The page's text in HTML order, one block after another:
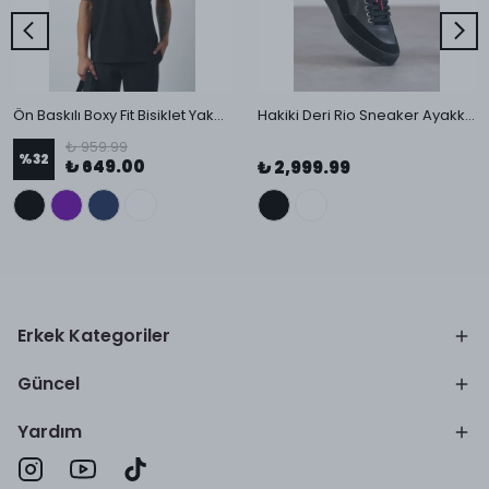
Ön Baskılı Boxy Fit Bisiklet Yaka T-Shirt
%32
₺ 959.99
₺ 649.00
Hakiki Deri Rio Sneaker Ayakkabı
₺ 2,999.99
Erkek Kategoriler
Güncel
Yardım